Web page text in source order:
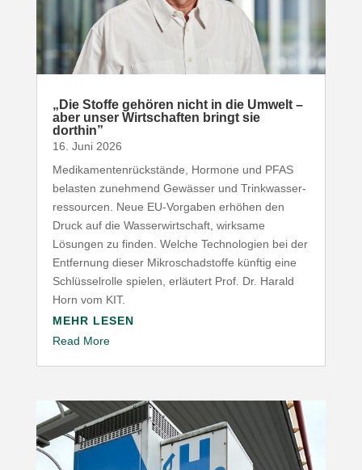
„ Die Stoffe gehören nicht in die Umwelt –
aber unser Wirt­schaften bringt sie
dorthin”
16. Juni 2026
Medi­ka­men­ten­rück­stände, Hormone und PFAS
belasten zunehmend Gewässer und Trink­was­ser­
res­sourcen. Neue EU-​Vorgaben erhöhen den
Druck auf die Wasser­wirt­schaft, wirksame
Lösungen zu finden. Welche Tech­no­logien bei der
Entfernung dieser Mikro­schad­stoffe künftig eine
Schlüs­sel­rolle spielen, erläutert Prof. Dr. Harald
Horn vom KIT.
MEHR LESEN
Read More